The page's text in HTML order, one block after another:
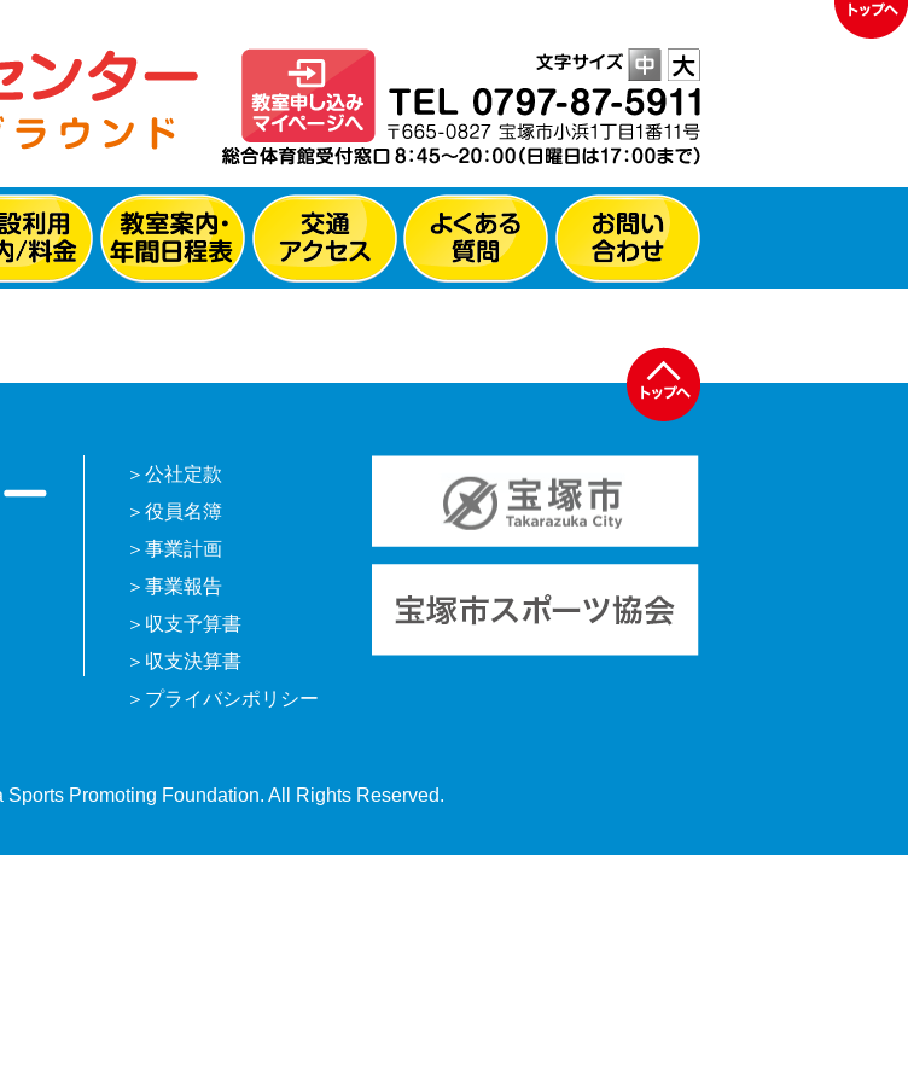
公社定款
役員名簿
事業計画
事業報告
収支予算書
収支決算書
プライバシポリシー
Promoting Foundation. All Rights Reserved.